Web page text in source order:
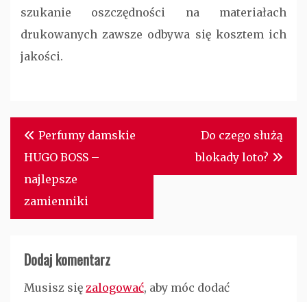
szukanie oszczędności na materiałach
drukowanych zawsze odbywa się kosztem ich
jakości.
Nawigacja
wpisu
Perfumy damskie
HUGO BOSS –
najlepsze
zamienniki
Do czego służą
blokady loto?
Dodaj komentarz
Musisz się zalogować, aby móc dodać